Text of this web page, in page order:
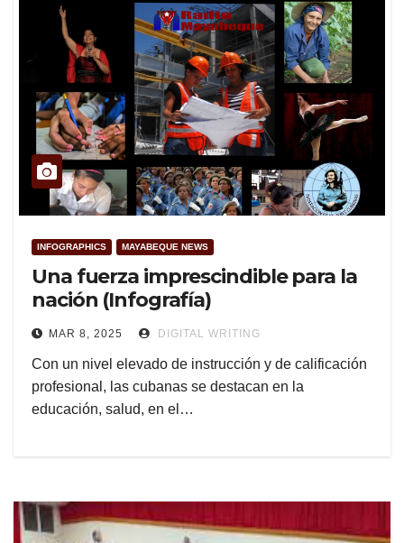
INFOGRAPHICS MAYABEQUE NEWS
Una fuerza imprescindible para la
nación (Infografía)
MAR 8, 2025 DIGITAL WRITING
Con un nivel elevado de instrucción y de calificación
profesional, las cubanas se destacan en la
educación, salud, en el…